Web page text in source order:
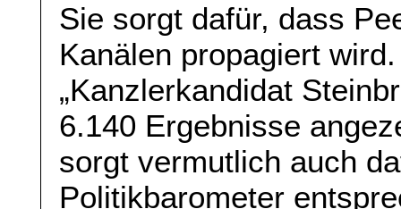
Sie sorgt dafür, dass
Kanälen propagiert
„Kanzlerkandidat
6.140 Ergebnisse
sorgt vermutlich auch
Politikbarometer